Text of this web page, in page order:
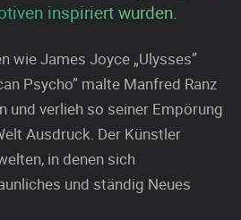
inspiriert wurden.
wie James Joyce „Ulysses”
Psycho” malte Manfred Ranz
und verlieh so seiner Empörung
Ausdruck. Der Künstler
in denen sich
und ständig Neues